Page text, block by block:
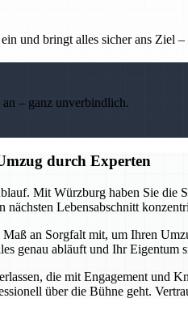
und bringt alles sicher ans Ziel
– ganz unverbindlich.
durch Experten
Mit Würzburg haben Sie
Lebensabschnitt
an Sorgfalt mit, um Ihren
genau abläuft und Ihr Eigentum
die mit Engagement und
über die Bühne geht.